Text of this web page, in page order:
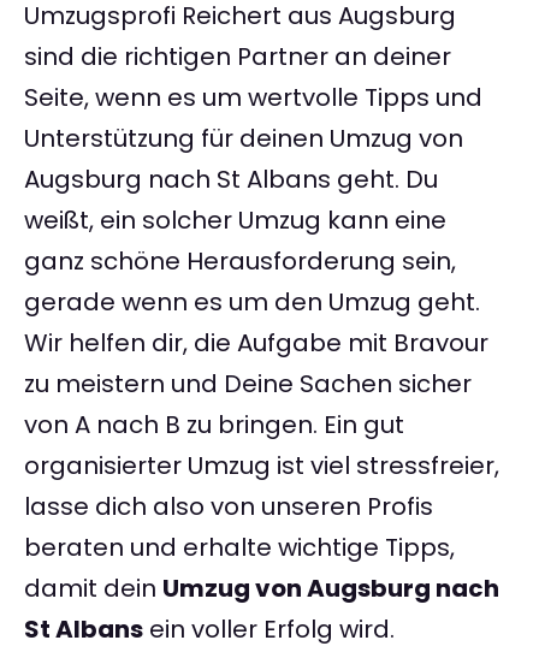
Umzugsprofi Reichert aus Augsburg
sind die richtigen Partner an deiner
Seite, wenn es um wertvolle Tipps und
Unterstützung für deinen Umzug von
Augsburg nach St Albans geht. Du
weißt, ein solcher Umzug kann eine
ganz schöne Herausforderung sein,
gerade wenn es um den Umzug geht.
Wir helfen dir, die Aufgabe mit Bravour
zu meistern und Deine Sachen sicher
von A nach B zu bringen. Ein gut
organisierter Umzug ist viel stressfreier,
lasse dich also von unseren Profis
beraten und erhalte wichtige Tipps,
damit dein Umzug von Augsburg nach
St Albans ein voller Erfolg wird.